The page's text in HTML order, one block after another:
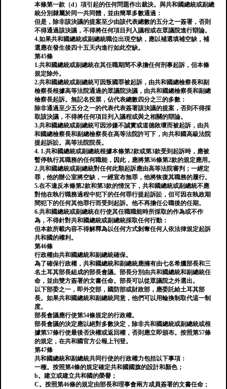
本條第一款（d）項引起的任何問題作出裁決。與共和國總統或副總
統分別隸屬於同一共同體，並由簡單多數通過：
但是，除非該決議的提案至少由該代表總數的五分之一簽署，否則
不得通過該決議，不得將任何項目列入議程或在眾議院進行辯論。
4.如果共和國總統或副總統職位出現空缺，應以補選填補空缺，補
選應在發生後四十五天內進行如此空缺。
第45條
1.共和國總統或副總統在其任職期間不承擔任何刑事起訴，但本條
規定除外。
2.共和國總統或副總統可因叛國罪被起訴，由共和國總檢察長和副
檢察長根據高等法院通過的眾議院決議，由共和國總檢察長和副總
檢察長起訴。無記名投票，佔代表總數四分之三的多數：
除非通過至少五分之一的代表代表簽署該決議的提案，否則不得採
取該決議，不得將任何項目列入議程或與之相關的辯論。
3.共和國總統或副總統可因涉嫌不誠實或道德敗壞而被起訴，由共
和國總檢察長和副總檢察長在高等法院許可下，向共和國高級法院
提起訴訟。高等法院院長。
4. 1.共和國總統或副總統根據本條第2款或第3款受到起訴時，應被
暫停執行其職務的任何職能，因此，應將第36條第2款的規定應用。
2.共和國總統或副總統對任何此類起訴應由高等法院審判；一經定
罪，他的辦公室將空缺，一經宣布無罪，他將恢復其職務的履行。
5.在不違反本條第2款和第3款的情況下，共和國總統或副總統不應
對他在執行職務過程中犯下的任何罪行提起訴訟，但可因在執政期
間犯下的任何其他罪行而受到起訴。他不再擔任公職後的任期。
6.共和國總統或副總統在行使其任職職能時所採取的作為或不作
為，不得針對共和國總統或副總統採取任何行動：
但本款所載內容不得解釋為以任何方式剝奪任何人依法律規定起訴
共和國的權利。
第46條
行政權由共和國總統和副總統確保。
為了確保行政權，共和國總統和副總統應擁有由七名希臘部長和三
名土耳其部長組成的部長會議。部長分別由共和國總統和副總統任
命，並由雙方簽署的文書任命。部長可以從眾議院之外選出。
以下部委之一，即外交部，國防部或財政部，應委託給土耳其部
長。如果共和國總統和副總統同意，他們可以用輪換制取代這一制
度。
部長會議應行使第54條規定的行政權。
部長會議的決定應以絕對多數決定，除非共和國總統或副總統或根
據第57條行使最後否決權或返回權，否則應立即頒布。按照第57條
的規定，在共和國官方公報上刊登。
第47條
共和國總統和副總統共同行使的行政權力包括以下事項：
一種。按照第4條的規定確定共和國國旗的設計和顏色；
b。建立或建立共和國的榮譽；
C。按照第46條的規定由部長和理事會兩方成員簽署的文書任命；